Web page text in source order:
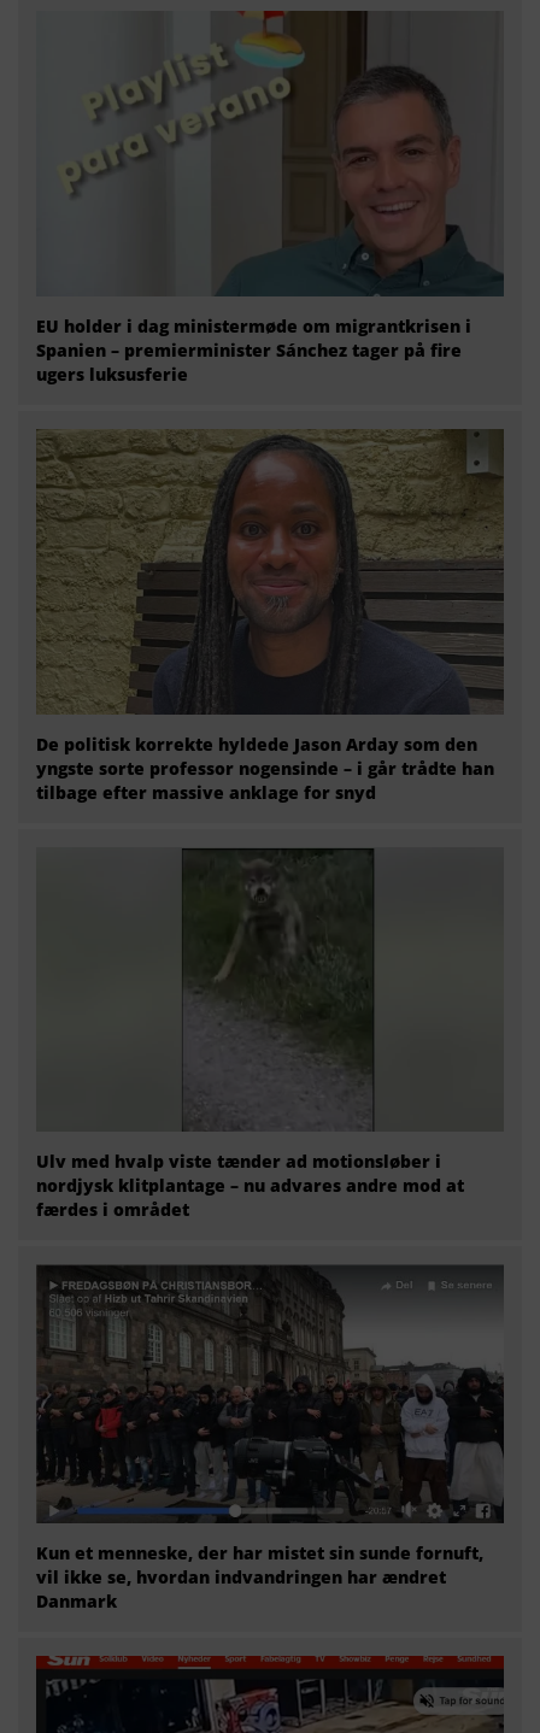
EU holder i dag ministermøde om migrantkrisen i
Spanien – premierminister Sánchez tager på fire
ugers luksusferie
De politisk korrekte hyldede Jason Arday som den
yngste sorte professor nogensinde – i går trådte han
tilbage efter massive anklage for snyd
Ulv med hvalp viste tænder ad motionsløber i
nordjysk klitplantage – nu advares andre mod at
færdes i området
Kun et menneske, der har mistet sin sunde fornuft,
vil ikke se, hvordan indvandringen har ændret
Danmark